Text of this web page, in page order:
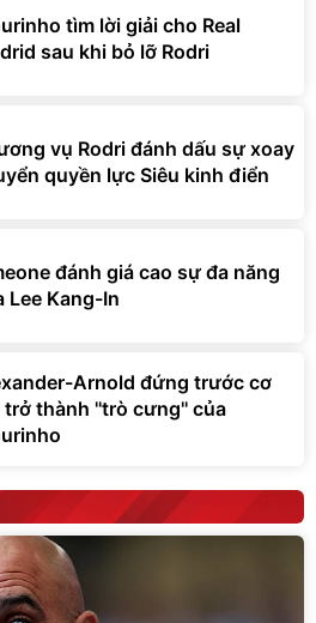
tìm lời giải cho Real
sau khi bỏ lỡ Rodri
vụ Rodri đánh dấu sự xoay
quyền lực Siêu kinh điển
đánh giá cao sự đa năng
Lee Kang-In
Arnold đứng trước cơ
trở thành ''trò cưng'' của